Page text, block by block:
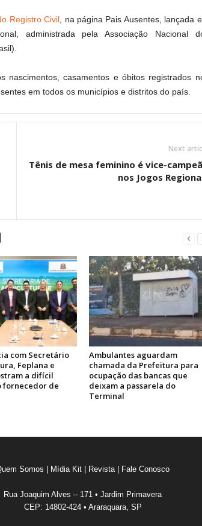
Registro Civil , na página Pais Ausentes, lançada
administrada pela Associação Nacional
nascimentos, casamentos e óbitos registrados
em todos os municípios e distritos do país.
Next
Tênis de mesa feminino é vice-
nos Jogos
com Secretário
Feplana e
a difícil
fornecedor de
Ambulantes aguardam
chamada da Prefeitura para
ocupação das bancas que
deixam a passarela do
Terminal
Somos | Mídia Kit | Revista | Fale Conosco
Rua Joaquim Alves – 171 • Jardim Primavera
CEP: 14802-424 • Araraquara, SP